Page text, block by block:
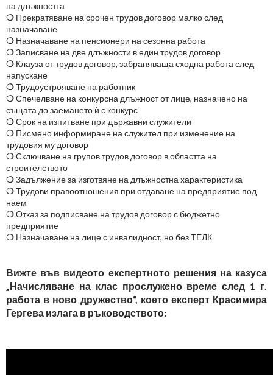
на длъжността
❍ Прекратяване на срочен трудов договор малко след
назначаване
❍ Назначаване на пенсионери на сезонна работа
❍Записване на две длъжности в един трудов договор
❍ Клауза от трудов договор, забраняваща сходна работа след
напускане
❍Трудоустрояване на работник
❍Спечелване на конкурсна длъжност от лице, назначено на
същата до заемането ѝ с конкурс
❍Срок на изпитване при държавни служители
❍ Писмено информиране на служител при изменение на
трудовия му договор
❍Сключване на групов трудов договор в областта на
строителството
❍Задължение за изготвяне на длъжностна характеристика
❍Трудови правоотношения при отдаване на предприятие под
наем
❍Отказ за подписване на трудов договор с бюджетно
предприятие
❍ Назначаване на лице с инвалидност, но без ТЕЛК
Вижте във видеото експертното решения на казуса
„Начисляване на клас прослужено време след 1 г.
работа в ново дружество“, което експерт Красимира
Гергева излага в ръководството: